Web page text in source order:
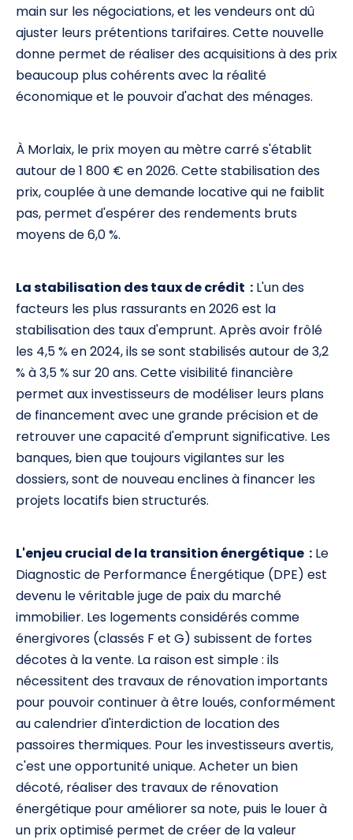
main sur les négociations, et les vendeurs ont dû
ajuster leurs prétentions tarifaires. Cette nouvelle
donne permet de réaliser des acquisitions à des prix
beaucoup plus cohérents avec la réalité
économique et le pouvoir d'achat des ménages.
À Morlaix, le prix moyen au mètre carré s'établit
autour de 1 800 € en 2026. Cette stabilisation des
prix, couplée à une demande locative qui ne faiblit
pas, permet d'espérer des rendements bruts
moyens de 6,0 %.
La stabilisation des taux de crédit : L'un des
facteurs les plus rassurants en 2026 est la
stabilisation des taux d'emprunt. Après avoir frôlé
les 4,5 % en 2024, ils se sont stabilisés autour de 3,2
% à 3,5 % sur 20 ans. Cette visibilité financière
permet aux investisseurs de modéliser leurs plans
de financement avec une grande précision et de
retrouver une capacité d'emprunt significative. Les
banques, bien que toujours vigilantes sur les
dossiers, sont de nouveau enclines à financer les
projets locatifs bien structurés.
L'enjeu crucial de la transition énergétique : Le
Diagnostic de Performance Énergétique (DPE) est
devenu le véritable juge de paix du marché
immobilier. Les logements considérés comme
énergivores (classés F et G) subissent de fortes
décotes à la vente. La raison est simple : ils
nécessitent des travaux de rénovation importants
pour pouvoir continuer à être loués, conformément
au calendrier d'interdiction de location des
passoires thermiques. Pour les investisseurs avertis,
c'est une opportunité unique. Acheter un bien
décoté, réaliser des travaux de rénovation
énergétique pour améliorer sa note, puis le louer à
un prix optimisé permet de créer de la valeur